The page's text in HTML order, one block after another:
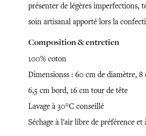
présenter de légères imperfections,
soin artisanal apporté lors la
Composition & entretien
100% coton
Dimensionss : 60 cm de diamètre, 8
6,5 cm bord, 16 cm tour de tête
Lavage à 30°C conseillé
Séchage à l'air libre de préférence et